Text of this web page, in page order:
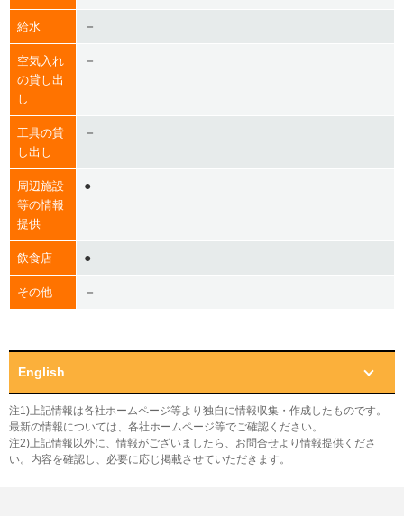
給水 －
空気入れ
の貸し出
し
－
工具の貸
し出し
－
周辺施設
等の情報
提供
●
飲食店 ●
その他 －
English
注1)上記情報は各社ホームページ等より独自に情報収集・作成したものです。
最新の情報については、各社ホームページ等でご確認ください。
注2)上記情報以外に、情報がございましたら、お問合せより情報提供くださ
い。内容を確認し、必要に応じ掲載させていただきます。